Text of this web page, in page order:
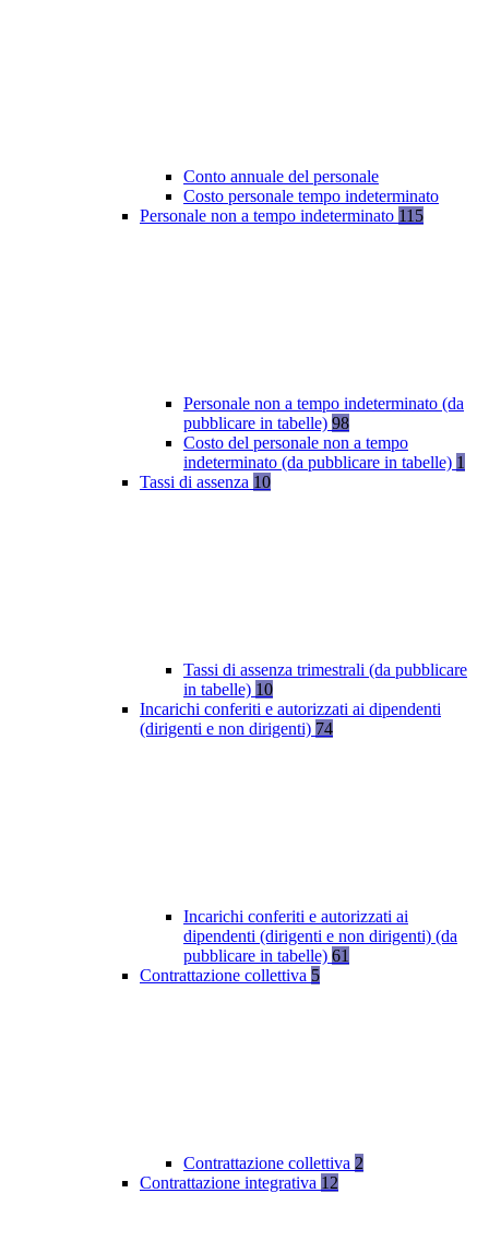
Conto annuale del personale
Costo personale tempo indeterminato
Personale non a tempo indeterminato 115
Personale non a tempo indeterminato (da
pubblicare in tabelle) 98
Costo del personale non a tempo
indeterminato (da pubblicare in tabelle) 1
Tassi di assenza 10
Tassi di assenza trimestrali (da pubblicare
in tabelle) 10
Incarichi conferiti e autorizzati ai dipendenti
(dirigenti e non dirigenti) 74
Incarichi conferiti e autorizzati ai
dipendenti (dirigenti e non dirigenti) (da
pubblicare in tabelle) 61
Contrattazione collettiva 5
Contrattazione collettiva 2
Contrattazione integrativa 12